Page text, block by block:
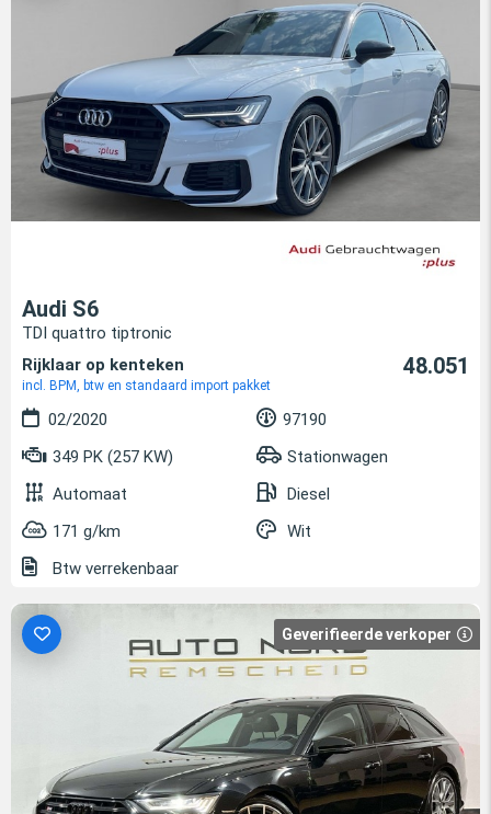
Audi S6
TDI quattro tiptronic
Rijklaar op kenteken
incl. BPM, btw en standaard import pakket
48.051
02/2020
97190
349 PK (257 KW)
Stationwagen
Automaat
Diesel
171 g/km
Wit
Btw verrekenbaar
Geverifieerde verkoper